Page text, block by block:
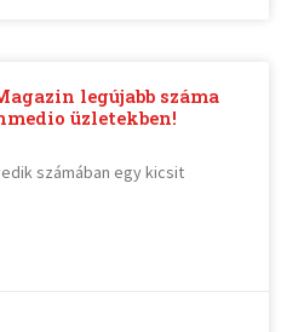
legújabb száma
üzletekben!
számában egy kicsit